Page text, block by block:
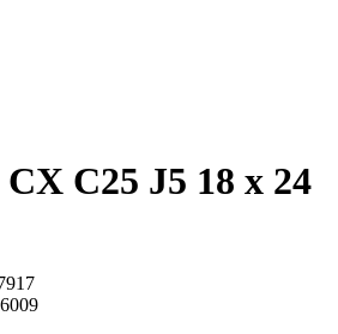
C25 J5 18 x 24